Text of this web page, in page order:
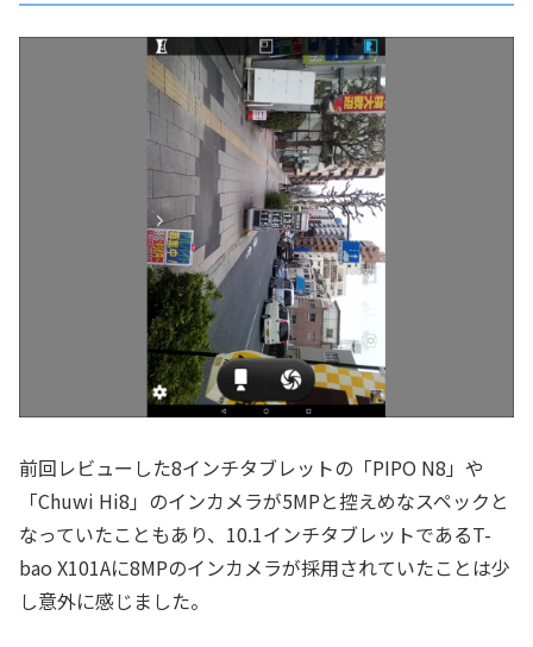
前回レビューした8インチタブレットの「PIPO N8」や
「Chuwi Hi8」のインカメラが5MPと控えめなスペックと
なっていたこともあり、10.1インチタブレットであるT-
bao X101Aに8MPのインカメラが採用されていたことは少
し意外に感じました。